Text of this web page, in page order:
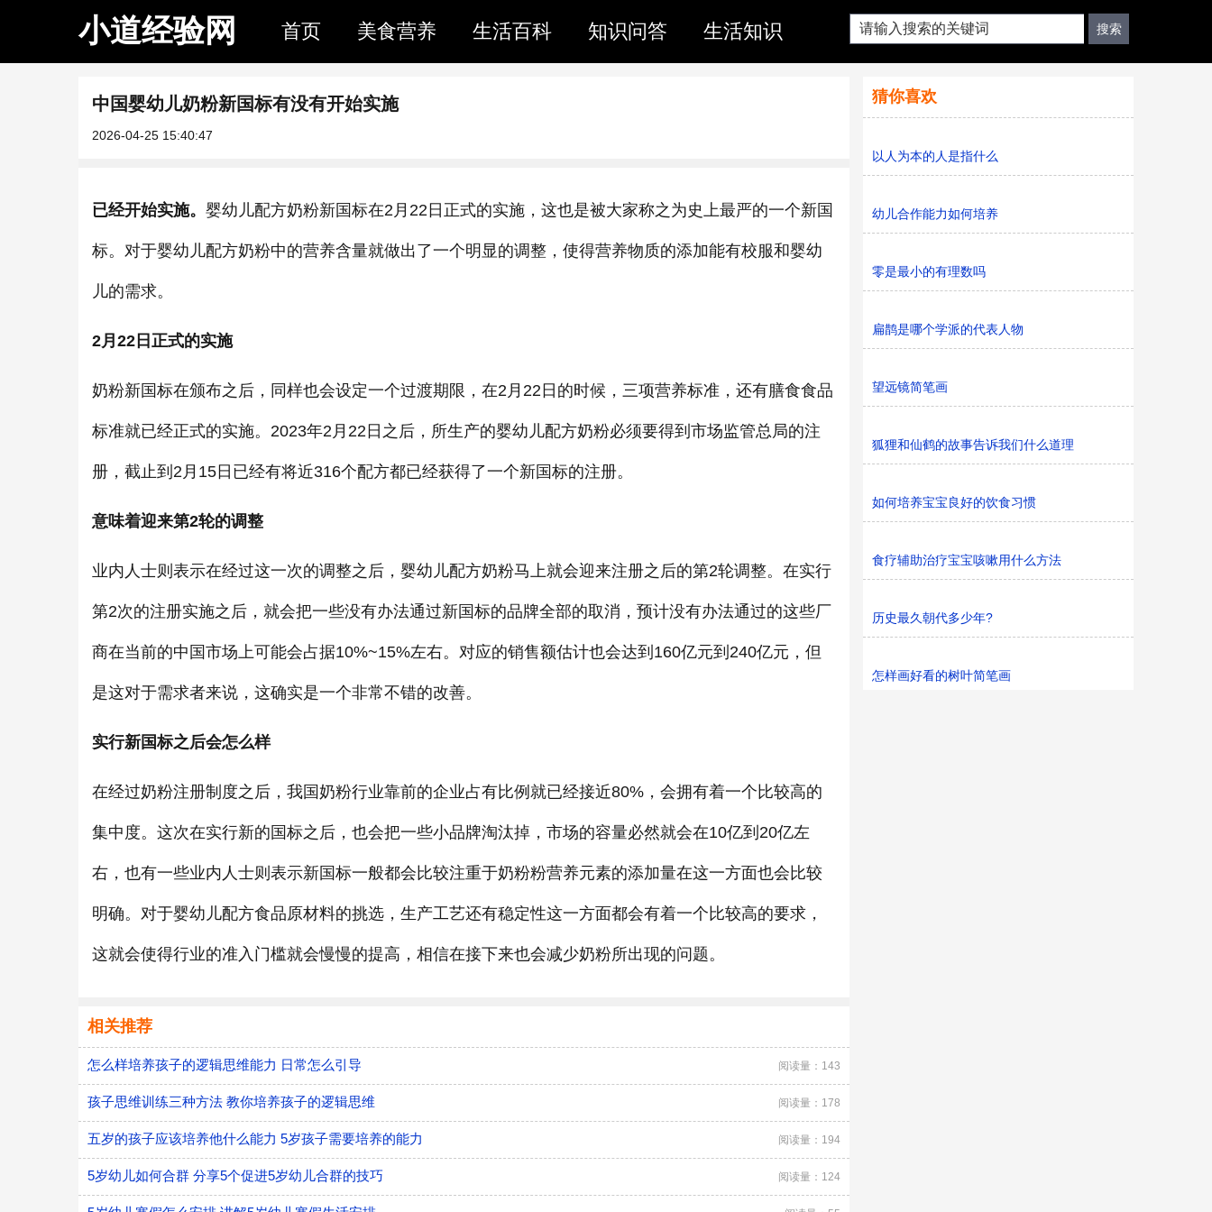
小道经验网 首页 美食营养 生活百科 知识问答 生活知识
中国婴幼儿奶粉新国标有没有开始实施
2026-04-25 15:40:47
已经开始实施。 婴幼儿配方奶粉新国标在2月22日正式的实施，这也是被大家称之为史上最严的一个新国
标。对于婴幼儿配方奶粉中的营养含量就做出了一个明显的调整，使得营养物质的添加能有校服和婴幼
儿的需求。
2月22日正式的实施
奶粉新国标在颁布之后，同样也会设定一个过渡期限，在2月22日的时候，三项营养标准，还有膳食食品
标准就已经正式的实施。2023年2月22日之后，所生产的婴幼儿配方奶粉必须要得到市场监管总局的注
册，截止到2月15日已经有将近316个配方都已经获得了一个新国标的注册。
意味着迎来第2轮的调整
业内人士则表示在经过这一次的调整之后，婴幼儿配方奶粉马上就会迎来注册之后的第2轮调整。在实行
第2次的注册实施之后，就会把一些没有办法通过新国标的品牌全部的取消，预计没有办法通过的这些厂
商在当前的中国市场上可能会占据10%~15%左右。对应的销售额估计也会达到160亿元到240亿元，但
是这对于需求者来说，这确实是一个非常不错的改善。
实行新国标之后会怎么样
在经过奶粉注册制度之后，我国奶粉行业靠前的企业占有比例就已经接近80%，会拥有着一个比较高的
集中度。这次在实行新的国标之后，也会把一些小品牌淘汰掉，市场的容量必然就会在10亿到20亿左
右，也有一些业内人士则表示新国标一般都会比较注重于奶粉粉营养元素的添加量在这一方面也会比较
明确。对于婴幼儿配方食品原材料的挑选，生产工艺还有稳定性这一方面都会有着一个比较高的要求，
这就会使得行业的准入门槛就会慢慢的提高，相信在接下来也会减少奶粉所出现的问题。
相关推荐
怎么样培养孩子的逻辑思维能力 日常怎么引导 阅读量：143
孩子思维训练三种方法 教你培养孩子的逻辑思维 阅读量：178
五岁的孩子应该培养他什么能力 5岁孩子需要培养的能力 阅读量：194
5岁幼儿如何合群 分享5个促进5岁幼儿合群的技巧 阅读量：124
猜你喜欢
以人为本的人是指什么
幼儿合作能力如何培养
零是最小的有理数吗
扁鹊是哪个学派的代表人物
望远镜简笔画
狐狸和仙鹤的故事告诉我们什么道理
如何培养宝宝良好的饮食习惯
食疗辅助治疗宝宝咳嗽用什么方法
历史最久朝代多少年?
怎样画好看的树叶简笔画